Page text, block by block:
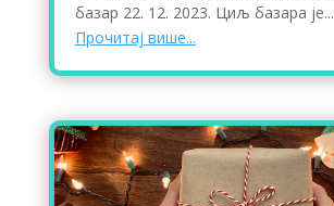
базар 22. 12. 2023. Циљ базара је...
Прочитај више...